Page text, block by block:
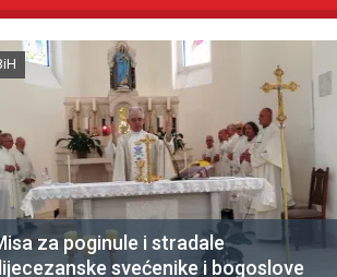
za poginule i stradale
svećenike i bogoslove